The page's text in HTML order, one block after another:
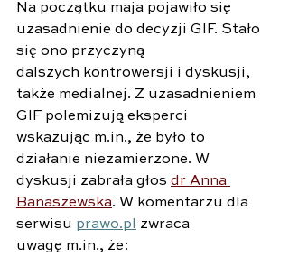
Na początku maja pojawiło się
uzasadnienie do decyzji GIF. Stało
się ono przyczyną
dalszych kontrowersji i dyskusji,
także medialnej. Z uzasadnieniem
GIF polemizują eksperci
wskazując m.in., że było to
działanie niezamierzone. W
dyskusji zabrała głos dr Anna
Banaszewska. W komentarzu dla
serwisu prawo.pl
zwraca
uwagę m.in., że: